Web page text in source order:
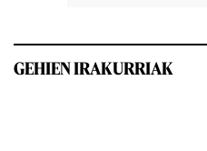
GEHIEN IRAKURRIAK